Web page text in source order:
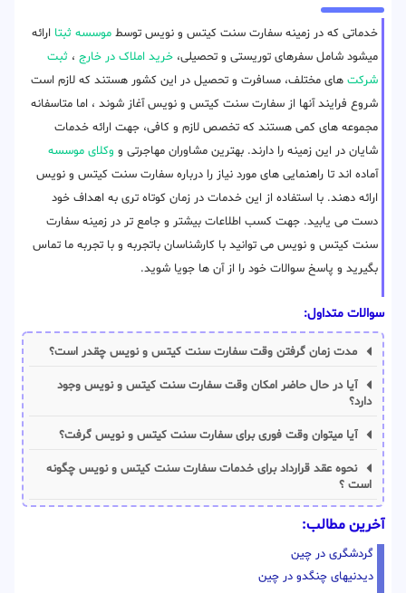
خدماتی که در زمینه سفارت سنت کیتس و نویس توسط موسسه ثبتا ارائه
میشود شامل سفرهای توریستی و تحصیلی، خرید املاک در خارج ، ثبت
شرکت های مختلف، مسافرت و تحصیل در این کشور هستند که لازم است
شروع فرایند آنها از سفارت سنت کیتس و نویس آغاز شوند ، اما متاسفانه
مجموعه های کمی هستند که تخصص لازم و کافی، جهت ارائه خدمات
شایان در این زمینه را دارند. بهترین مشاوران مهاجرتی و وکلای موسسه
آماده اند تا راهنمایی های مورد نیاز را درباره سفارت سنت کیتس و نویس
ارائه دهند. با استفاده از این خدمات در زمان کوتاه تری به اهداف خود
دست می یابید. جهت کسب اطلاعات بیشتر و جامع تر در زمینه سفارت
سنت کیتس و نویس می توانید با کارشناسان باتجربه و با تجربه ما تماس
بگیرید و پاسخ سوالات خود را از آن ها جویا شوید.
سوالات متداول:
مدت زمان گرفتن وقت سفارت سنت کیتس و نویس چقدر است؟
آیا در حال حاضر امکان وقت سفارت سنت کیتس و نویس وجود
دارد؟
آیا میتوان وقت فوری برای سفارت سنت کیتس و نویس گرفت؟
نحوه عقد قرارداد برای خدمات سفارت سنت کیتس و نویس چگونه
است ؟
آخرین مطالب:
گردشگری در چین
دیدنیهای چنگدو در چین